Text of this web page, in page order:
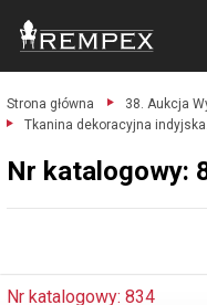
Strona główna
38. Aukcja
Tkanina dekoracyjna indyjska.
Nr katalogowy:
Nr katalogowy: 834